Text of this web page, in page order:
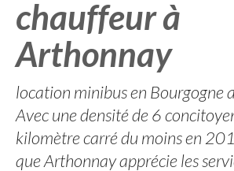
chauffeur à
Arthonnay
location minibus en Bourgogne
Avec une densité de 6
kilomètre carré du moins en
que Arthonnay apprécie les